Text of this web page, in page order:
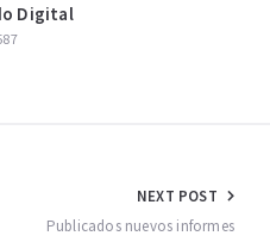
Digital
NEXT POST
Publicados nuevos informes